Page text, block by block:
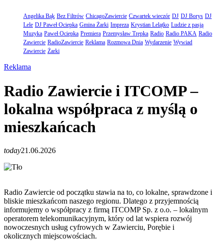
Angelika Bąk Bez Filtrów ChicagoZawiercie Czwartek wieczór DJ DJ Borys DJ
Lele DJ Paweł Ociepka Gmina Żarki Impreza Krystian Lelątko Ludzie z pasją
Muzyka Paweł Ociepka Premiera Przemysław Trepka Radio Radio PAKA Radio
Zawiercie RadioZawiercie Reklama Rozmowa Dnia Wydarzenie Wywiad
Zawiercie Żarki
Reklama
Radio Zawiercie i ITCOMP –
lokalna współpraca z myślą o
mieszkańcach
today21.06.2026
Radio Zawiercie od początku stawia na to, co lokalne, sprawdzone i
bliskie mieszkańcom naszego regionu. Dlatego z przyjemnością
informujemy o współpracy z firmą ITCOMP Sp. z o.o. – lokalnym
operatorem telekomunikacyjnym, który od lat wspiera rozwój
nowoczesnych usług cyfrowych w Zawierciu, Porębie i
okolicznych miejscowościach.